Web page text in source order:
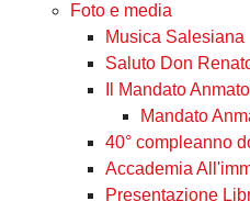
Foto e media
Musica Salesiana
Saluto Don
Il Mandato
Mandato
40° compleanno
Accademia
Presentazione